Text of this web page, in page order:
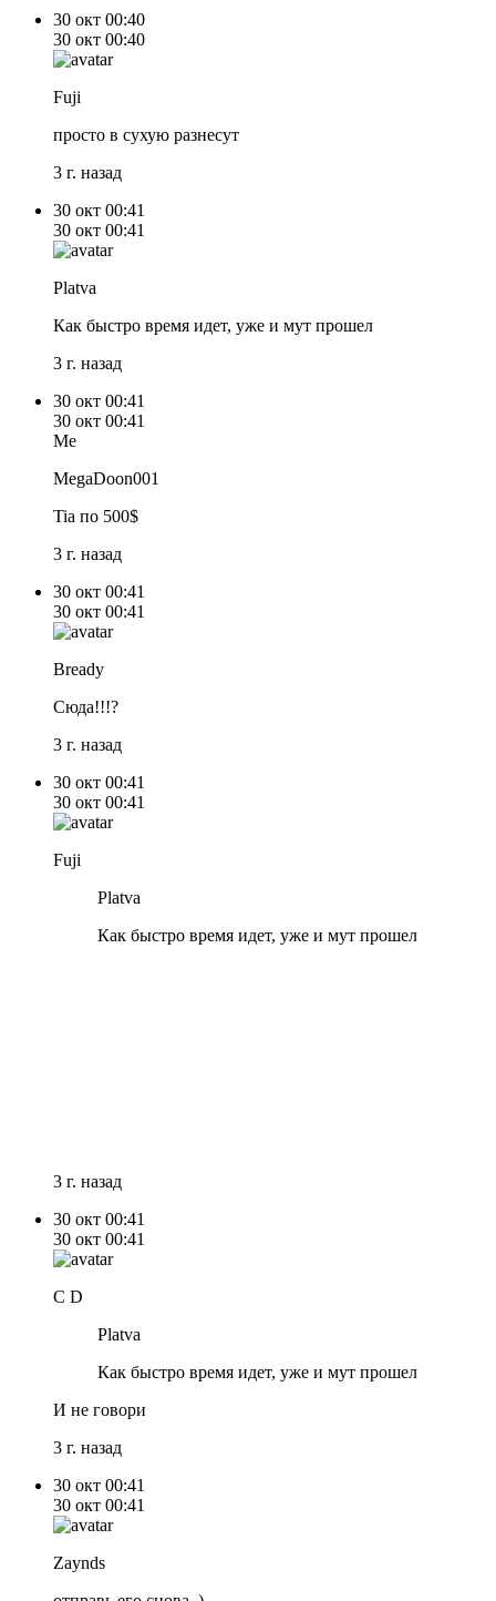
30 окт 00:40
30 окт 00:40
Fuji
просто в сухую разнесут
3 г. назад
30 окт 00:41
30 окт 00:41
Platva
Как быстро время идет, уже и мут прошел
3 г. назад
30 окт 00:41
30 окт 00:41
Me
MegaDoon001
Tia по 500$
3 г. назад
30 окт 00:41
30 окт 00:41
Bready
Сюда!!!?
3 г. назад
30 окт 00:41
30 окт 00:41
Fuji
Platva
Как быстро время идет, уже и мут прошел
3 г. назад
30 окт 00:41
30 окт 00:41
C D
Platva
Как быстро время идет, уже и мут прошел
И не говори
3 г. назад
30 окт 00:41
30 окт 00:41
Zaynds